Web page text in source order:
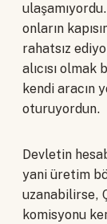
onların
rahatsız
alıcısı
kendi aracın
oturuyordun.
Devletin
yani üretim
uzanabilirse,
komisyonu